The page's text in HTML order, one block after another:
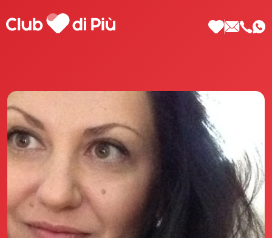
Scopri Club di Più
Le testimonianze Club di Più
La fondatrice Valeria Pilla
Annunci Donne